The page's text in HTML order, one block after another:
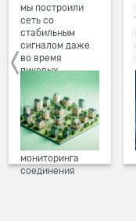
мы построили
сеть со
стабильным
сигналом даже
во время
пиковых
нагрузок в
вечернее время.
Мы постоянно
обновляем наше
оборудование в
домах, а система
мониторинга
соединения